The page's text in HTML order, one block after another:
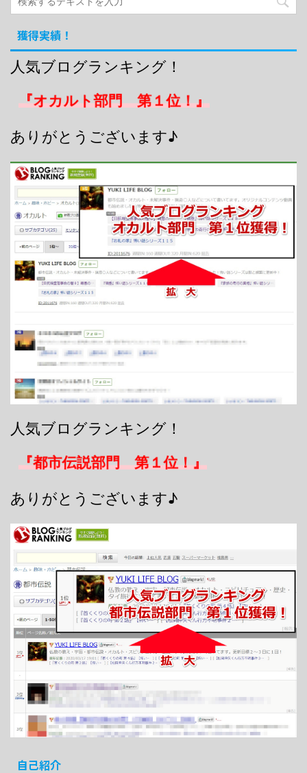
獲得実績！
人気ブログランキング！
『オカルト部門 第１位！』
ありがとうございます♪
人気ブログランキング！
『都市伝説部門 第１位！』
ありがとうございます♪
自己紹介